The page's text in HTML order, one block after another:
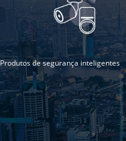
Produtos de segurança inteligentes